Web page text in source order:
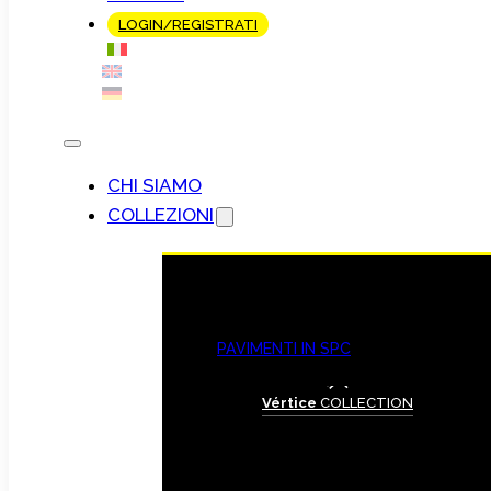
LOGIN/REGISTRATI
CHI SIAMO
COLLEZIONI
PAVIMENTI IN SPC
Vértice COLLECTION